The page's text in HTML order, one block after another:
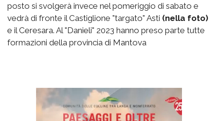
posto si svolgerà invece nel pomeriggio di sabato e
vedrà di fronte il Castiglione "targato" Asti (nella foto)
e il Ceresara. Al "Danieli" 2023 hanno preso parte tutte
formazioni della provincia di Mantova